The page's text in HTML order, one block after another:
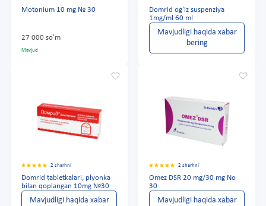
Motonium 10 mg № 30
27 000 so'm
Mavjud
Domrid og'iz suspenziya
1mg/ml 60 ml
Mavjudligi haqida xabar
bering
2 sharhni
Domrid tabletkalari, plyonka
bilan qoplangan 10mg №30
Mavjudligi haqida xabar
2 sharhni
Omez DSR 20 mg/30 mg No
30
Mavjudligi haqida xabar